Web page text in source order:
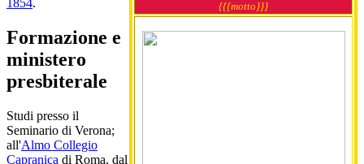
{{{motto}}}
1854.
Formazione e
ministero
presbiterale
Studi presso il
Seminario di Verona;
all'Almo Collegio
Capranica di Roma, dal